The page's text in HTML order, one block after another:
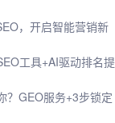
，开启智能营销新
工具+AI驱动排名提
？GEO服务+3步锁定